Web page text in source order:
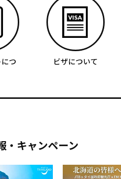
つ
ビザについて
・キャンペーン